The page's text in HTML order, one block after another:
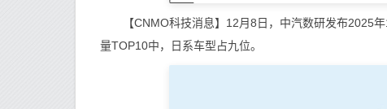
【CNMO科技消息】12月8日，中汽数研发布2025年
量TOP10中，日系车型占九位。